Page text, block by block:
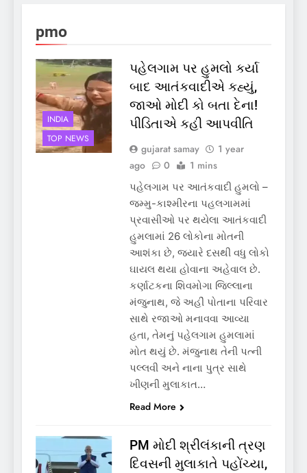
pmo
INDIA
TOP NEWS
પહેલગામ પર હુમલો કર્યા
બાદ આતંકવાદીએ કહ્યું,
જાઓ મોદી કો બતા દેના!
પીડિતાએ કહી આપવીતિ
gujarat samay
1 year
ago
0 1 mins
પહેલગામ પર આતંકવાદી હુમલો –
જમ્મુ-કાશ્મીરના પહલગામમાં
પ્રવાસીઓ પર થયેલા આતંકવાદી
હુમલામાં 26 લોકોના મોતની
આશંકા છે, જ્યારે દસથી વધુ લોકો
ઘાયલ થયા હોવાના અહેવાલ છે.
કર્ણાટકના શિવમોગા જિલ્લાના
મંજુનાથ, જે અહીં પોતાના પરિવાર
સાથે રજાઓ મનાવવા આવ્યા
હતા, તેમનું પહેલગામ હુમલામાં
મોત થયું છે. મંજુનાથ તેની પત્ની
પલ્લવી અને નાના પુત્ર સાથે
ખીણની મુલાકાત…
Read More
PM મોદી શ્રીલંકાની ત્રણ
દિવસની મુલાકાતે પહોંચ્યા,